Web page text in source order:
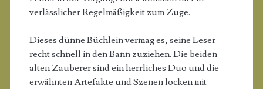
verlässlicher Regelmäßigkeit zum Zuge.
Dieses dünne Büchlein vermag es, seine Leser
recht schnell in den Bann zuziehen. Die beiden
alten Zauberer sind ein herrliches Duo und die
erwähnten Artefakte und Szenen locken mit